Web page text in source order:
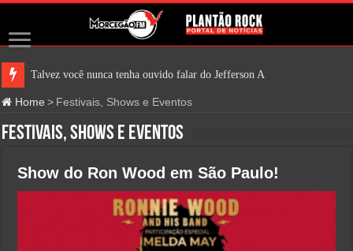
Talvez você nunca tenha ouvido falar do Jefferson Airplane. Mas é bem
Home > Festivais, Shows e Eventos
Festivais, Shows e Eventos
Show do Ron Wood em São Paulo!